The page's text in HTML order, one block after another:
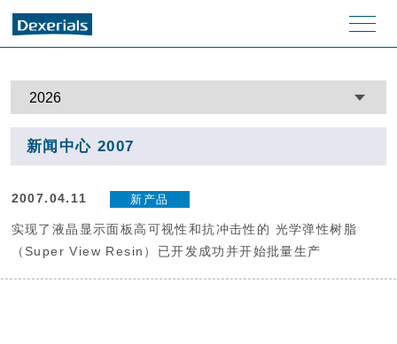
men
新闻中心 2007
2007.04.11 新产品
实现了液晶显示面板高可视性和抗冲击性的 光学弹性树脂
（Super View Resin）已开发成功并开始批量生产